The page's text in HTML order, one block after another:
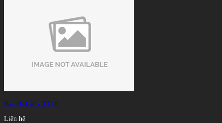
Bàn Bi Lắc - TT16
Liên hệ